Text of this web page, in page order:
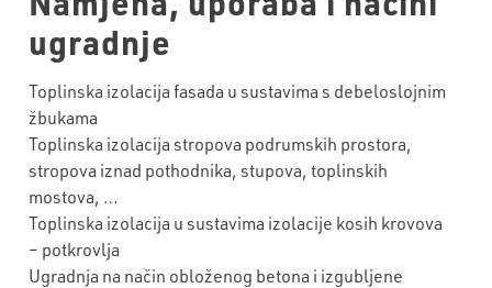
ugradnje
Toplinska izolacija fasada u sustavima s debeloslojnim
žbukama
Toplinska izolacija stropova podrumskih prostora,
stropova iznad pothodnika, stupova, toplinskih
mostova, …
Toplinska izolacija u sustavima izolacije kosih krovova
– potkrovlja
Ugradnja na način obloženog betona i izgubljene